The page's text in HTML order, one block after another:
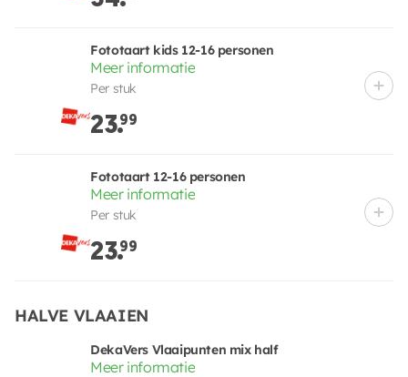
Fototaart kids 12-16 personen
Meer informatie
Per stuk
23.99
Fototaart 12-16 personen
Meer informatie
Per stuk
23.99
HALVE VLAAIEN
DekaVers Vlaaipunten mix half
Meer informatie